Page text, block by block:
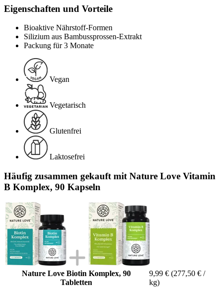
Eigenschaften und Vorteile
Bioaktive Nährstoff-Formen
Silizium aus Bambussprossen-Extrakt
Packung für 3 Monate
Vegan
Vegetarisch
Glutenfrei
Laktosefrei
Häufig zusammen gekauft mit Nature Love Vitamin
B Komplex, 90 Kapseln
Nature Love Biotin Komplex, 90
Tabletten
9,99 € (277,50 € /
kg)